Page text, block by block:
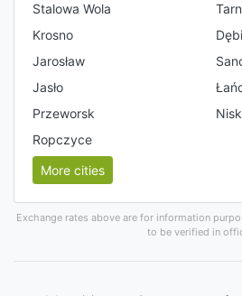
Stalowa Wola
Krosno
Jarosław
Jasło
Przeworsk
Ropczyce
More cities
Exchange rates above are for information
to be verified in